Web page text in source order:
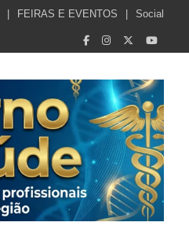
FEIRAS E EVENTOS Social